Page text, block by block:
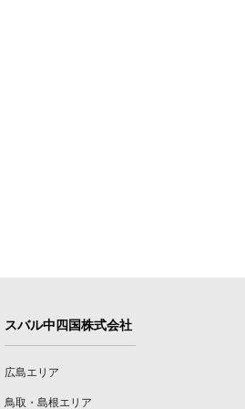
スバル中四国株式会社
広島エリア
鳥取・島根エリア